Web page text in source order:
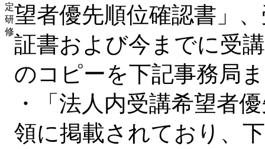
定
研
修
望者優先順位確認書」
証書および今までに受
のコピーを下記事務局
・「法人内受講希望者
領に掲載されており、